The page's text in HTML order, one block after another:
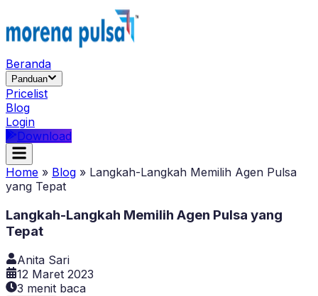
Beranda
Panduan
Pricelist
Blog
Login
Download
Home » Blog » Langkah-Langkah Memilih Agen Pulsa
yang Tepat
Langkah-Langkah Memilih Agen Pulsa yang
Tepat
Anita Sari
12 Maret 2023
3 menit baca